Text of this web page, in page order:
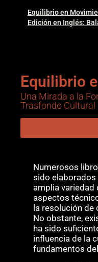
Equilibrio en
Edición en Inglés:
Equilibrio
Una Mirada a la
Trasfondo Cultural
Numerosos
sido elaborados
amplia variedad
aspectos
la resolución
No obstante,
ha sido
influencia de la
fundamentos